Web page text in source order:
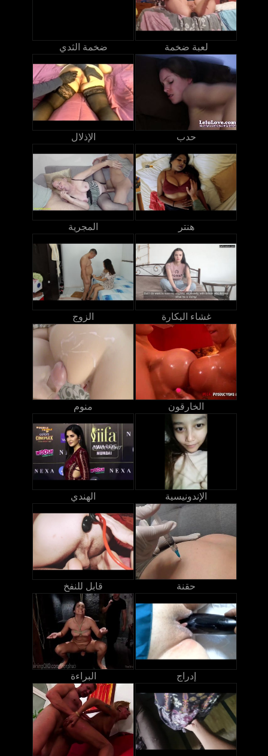
ضخمة الثدي لعبة ضخمة
الإذلال حدب
المجرية هنتر
الزوج غشاء البكارة
منوم الخارقون
الهندي الإندونيسية
قابل للنفخ حقنة
البراءة إدراج